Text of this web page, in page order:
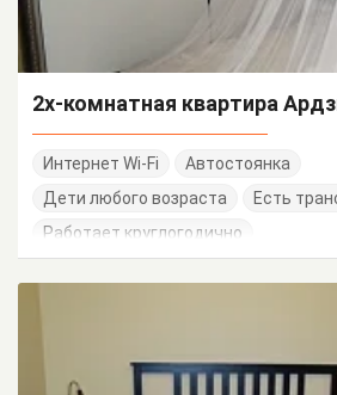
2х-комнатная квартира
Интернет Wi-Fi
Автостоянка
Дети любого возраста
Есть
Работает круглогодично